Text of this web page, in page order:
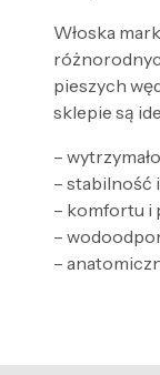
Włoska
pieszych
sklepie są
–
– stabilność
– komfortu i
–
–